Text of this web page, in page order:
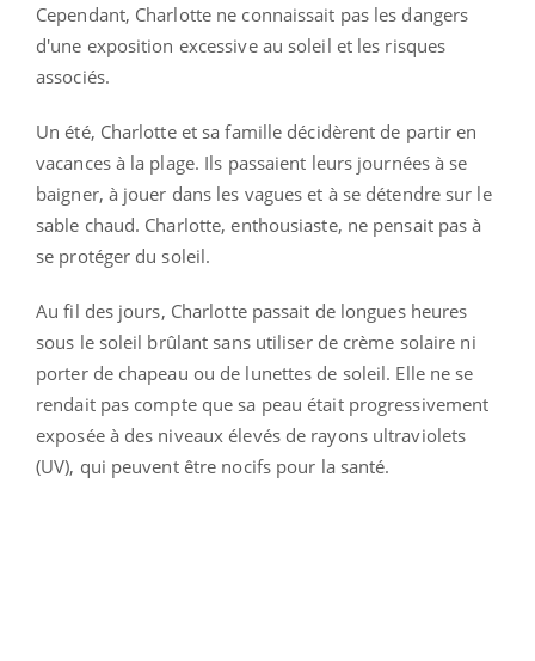
Cependant, Charlotte ne connaissait pas les dangers
d'une exposition excessive au soleil et les risques
associés.
Un été, Charlotte et sa famille décidèrent de partir en
vacances à la plage. Ils passaient leurs journées à se
baigner, à jouer dans les vagues et à se détendre sur le
sable chaud. Charlotte, enthousiaste, ne pensait pas à
se protéger du soleil.
Au fil des jours, Charlotte passait de longues heures
sous le soleil brûlant sans utiliser de crème solaire ni
porter de chapeau ou de lunettes de soleil. Elle ne se
rendait pas compte que sa peau était progressivement
exposée à des niveaux élevés de rayons ultraviolets
(UV), qui peuvent être nocifs pour la santé.